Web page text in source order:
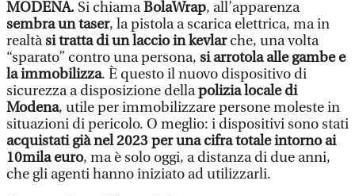
MODENA. Si chiamaBolaWrap, all’apparenza
sembra un taser, la pistola a scarica elettrica, ma in
realtàsi tratta di un laccio in kevlarche, una volta
“sparato” contro una persona, si arrotola alle gambe e
la immobilizza. È questo il nuovo dispositivo di
sicurezza a disposizione dellapolizia locale di
Modena, utile per immobilizzare persone moleste in
situazioni di pericolo. O meglio: i dispositivi sono stati
acquistati già nel 2023 per una cifra totale intorno ai
10mila euro, ma è solo oggi, a distanza di due anni,
che gli agenti hanno iniziato ad utilizzarli.